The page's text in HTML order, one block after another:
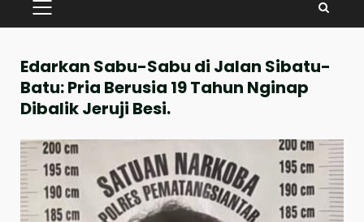
PRIMARY
MENU
Edarkan Sabu-Sabu di Jalan Sibatu-
Batu: Pria Berusia 19 Tahun Nginap
Dibalik Jeruji Besi.